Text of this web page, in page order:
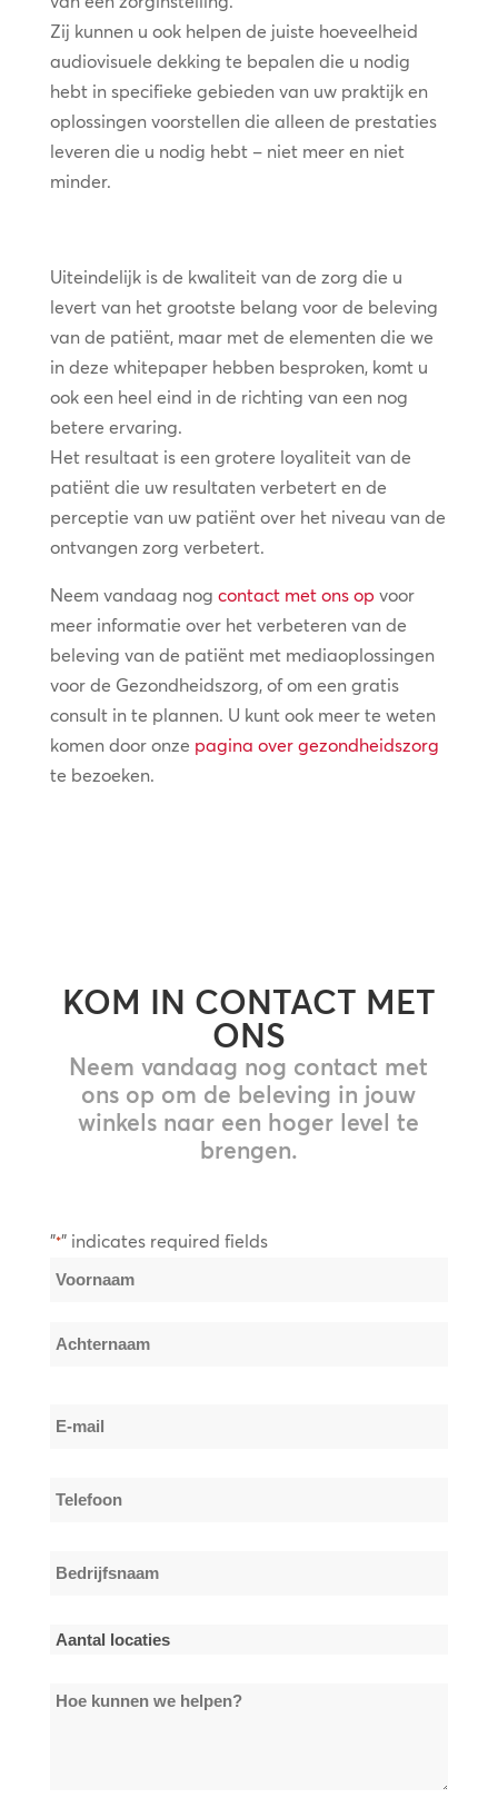
Zij kunnen u ook helpen de juiste hoeveelheid
audiovisuele dekking te bepalen die u nodig
hebt in specifieke gebieden van uw praktijk en
oplossingen voorstellen die alleen de prestaties
leveren die u nodig hebt – niet meer en niet
minder.
Uiteindelijk is de kwaliteit van de zorg die u
levert van het grootste belang voor de beleving
van de patiënt, maar met de elementen die we
in deze whitepaper hebben besproken, komt u
ook een heel eind in de richting van een nog
betere ervaring.
Het resultaat is een grotere loyaliteit van de
patiënt die uw resultaten verbetert en de
perceptie van uw patiënt over het niveau van de
ontvangen zorg verbetert.
Neem vandaag nog contact met ons op voor
meer informatie over het verbeteren van de
beleving van de patiënt met mediaoplossingen
voor de Gezondheidszorg, of om een gratis
consult in te plannen. U kunt ook meer te weten
komen door onze pagina over gezondheidszorg
te bezoeken.
KOM IN CONTACT MET
ONS
Neem vandaag nog contact met
ons op om de beleving in jouw
winkels naar een hoger level te
brengen.
"*" indicates required fields
Naam
Voornaam
E-
Telefoon
Bedrijfsnaam
Aantal
*Hoe